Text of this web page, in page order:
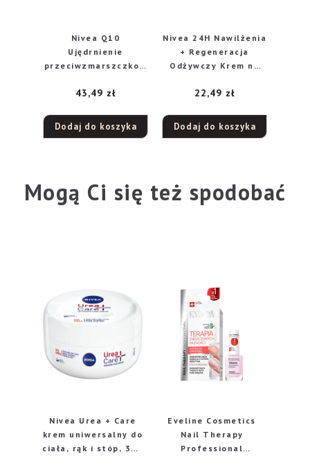
Nivea Q10
Ujędrnienie
przeciwzmarszczkow
noc, 50 ml
43,49 zł
Dodaj do koszyka
Nivea 24H Nawilżenia
+ Regeneracja
Odżywczy Krem na
wrażliwej 50ml
22,49 zł
Dodaj do koszyka
Mogą Ci się też spodobać
Nivea Urea + Care
krem uniwersalny do
ciała, rąk i stóp, 300
Eveline Cosmetics
Nail Therapy
Professional